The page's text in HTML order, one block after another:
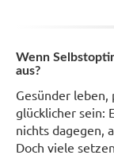
Wenn
aus?
Gesünder
glücklicher sein:
nichts dagegen,
Doch viele